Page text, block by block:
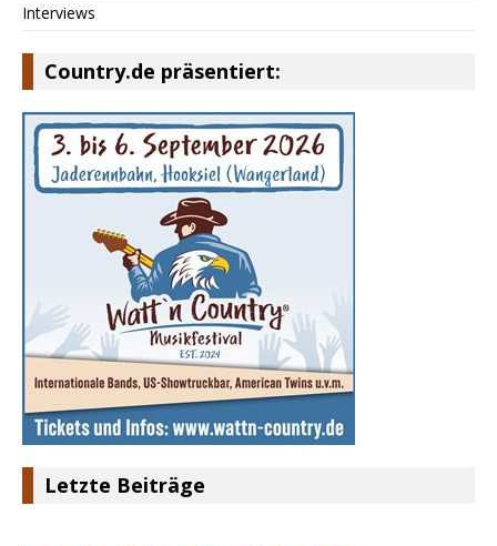
Interviews
Country.de präsentiert:
Letzte Beiträge